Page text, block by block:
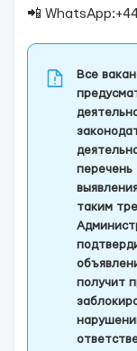
📲
Все
перечень
таким
получит